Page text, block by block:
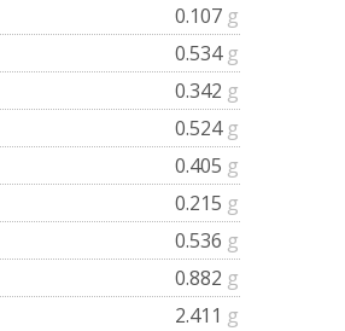
0.107 g
0.534 g
0.342 g
0.524 g
0.405 g
0.215 g
0.536 g
0.882 g
2.411 g